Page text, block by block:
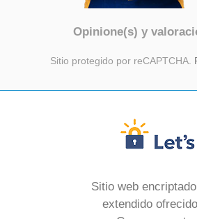
Opinione(s) y
Sitio protegido por reCAPTCHA.
Sitio web
extendido